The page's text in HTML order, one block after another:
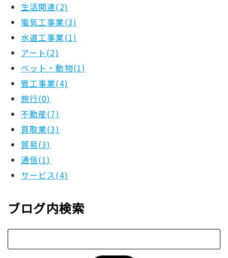
生活関連(2)
電気工事業(3)
水道工事業(1)
アート(2)
ペット・動物(1)
管工事業(4)
旅行(0)
不動産(7)
買取業(3)
貿易(3)
通信(1)
サービス(4)
ブログ内検索